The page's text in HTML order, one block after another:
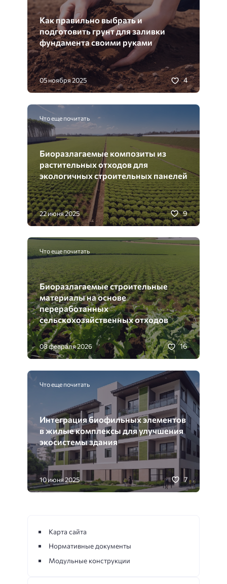
Как правильно выбрать и
подготовить грунт для заливки
фундамента своими руками
05 ноября 2025 4
Что еще почитать
Биоразлагаемые композиты из
растительных отходов для
экологичных строительных панелей
22 июня 2025 9
Что еще почитать
Биоразлагаемые строительные
материалы на основе
переработанных
сельскохозяйственных отходов
08 февраля 2026 16
Что еще почитать
Интеграция биофильных элементов
в жилые комплексы для улучшения
экосистемы здания
10 июня 2025 7
Карта сайта
Нормативные документы
Модульные конструкции